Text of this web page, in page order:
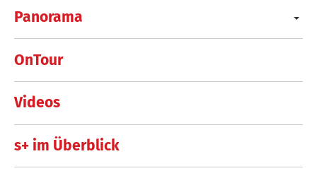
Panorama
OnTour
Videos
s+ im Überblick